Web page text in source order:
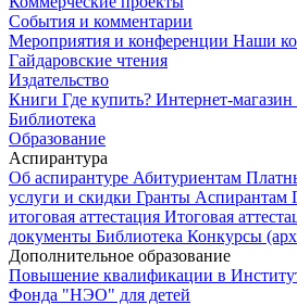
События и комментарии
Мероприятия и конференции Наши
Гайдаровские чтения
Издательство
Книги Где купить? Интернет-магазин
Библиотека
Образование
Аспирантура
Об аспирантуре Абитуриентам
услуги и скидки Гранты Аспирантам
итоговая аттестация Итоговая
документы Библиотека Конкурсы
Дополнительное образование
Повышение квалификации в
Фонда "НЭО" для детей